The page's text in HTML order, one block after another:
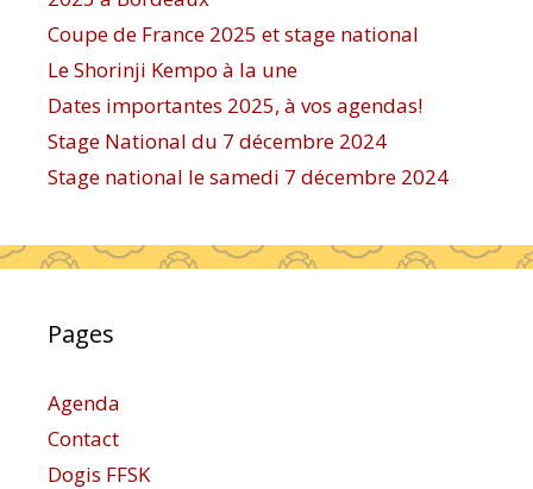
Coupe de France 2025 et stage national
Le Shorinji Kempo à la une
Dates importantes 2025, à vos agendas!
Stage National du 7 décembre 2024
Stage national le samedi 7 décembre 2024
Pages
Agenda
Contact
Dogis FFSK